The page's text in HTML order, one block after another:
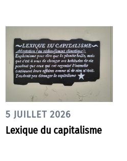
5 JUILLET 2026
Lexique du capitalisme